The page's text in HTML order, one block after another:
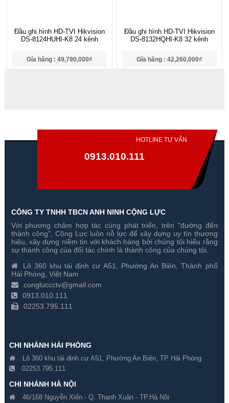
Đầu ghi hình HD-TVI Hikvision
DS-8124HUHI-K8 24 kênh
Gía hãng : 49,790,000₫
Đầu ghi hình HD-TVI Hikvision
DS-8132HQHI-K8 32 kênh
Gía hãng : 42,260,000₫
Đầu ghi hình HD-TVI Hikvision
DS-8124HQHI-K8 24 kênh
Gía hãng : 35,680,000₫
24,976,000₫
Đầu ghi hình HD-TVI Hikvision
DS-7332HUHI-K4 32 kênh
Gía hãng : 46,180,000₫
32,326,000₫
HOTLINE TƯ VẤN
0913.010.111
CÔNG TY TNHH TBCN ANH NINH CỘNG LỰC
Với phương châm hợp tác cùng phát triển, trên "đường đến
thành công", Cộng Lực luôn nỗ lực để xây dựng uy tín thương
hiệu, xây dựng niềm tin với khách hàng bởi chúng tôi hiểu rằng
sự thành công của đối tác chính là thành công của chúng tôi.
Lô 360 khu tái định cư A51, Phường An Biên, Thành phố
Hải Phòng, Việt Nam
congluccctv@gmail.com
0913.010.111
02253.795.111
CHI NHÁNH HẢI PHÒNG
Lô 360 khu tái định cư A51, Phường An Biên, TP Hải Phòng
02253.795.111
CHI NHÁNH HÀ NỘI
46/168 Nguyễn Xiển - Q. Thanh Xuân - TP.Hà Nội